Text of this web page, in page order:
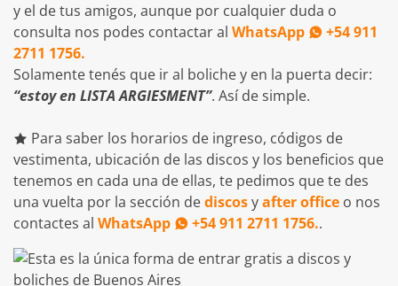
y el de tus amigos, aunque por cualquier duda o
consulta nos podes contactar al WhatsApp
+54 911
2711 1756.
Solamente tenés que ir al boliche y en la puerta decir:
“estoy en LISTA ARGIESMENT”. Así de simple.
Para saber los horarios de ingreso, códigos de
vestimenta, ubicación de las discos y los beneficios que
tenemos en cada una de ellas, te pedimos que te des
una vuelta por la sección dediscosyafter office o nos
contactes al WhatsApp +54 911 2711 1756..